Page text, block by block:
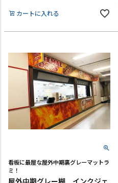
カートに入れる
看板に最屋な屋外中期裏グレーマットラ
ミ！